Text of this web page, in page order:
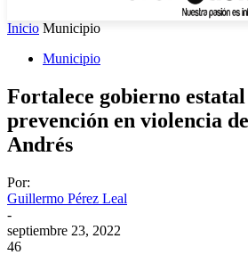
Inicio Municipio
Municipio
Fortalece gobierno estatal
prevención en violencia
Andrés
Por:
Guillermo Pérez Leal
-
septiembre 23, 2022
46